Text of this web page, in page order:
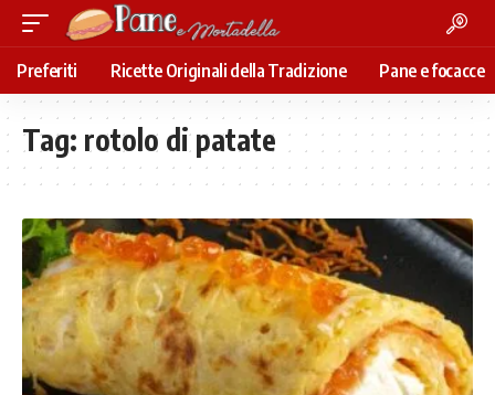
Preferiti Ricette Originali della Tradizione Pane e focacce
Tag: rotolo di patate